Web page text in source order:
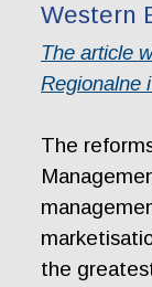
Western
The article
Regionalne
The
the